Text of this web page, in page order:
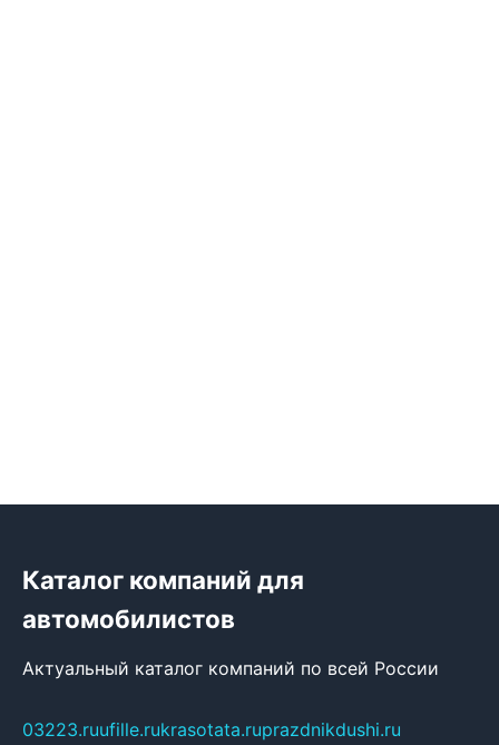
Каталог компаний для
автомобилистов
Актуальный каталог компаний по всей России
03223.ruufille.rukrasotata.ruprazdnikdushi.ru